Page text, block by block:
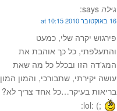
גילה says:
16 באוקטובר 2010 at 10:15
פירגוש יקרה שלי, כמעט
והתעלפתי, כל כך אוהבת את
המג'דה הזו ובכלל כל מה שאת
עושה יקירתי, שתבורכי, והמון המון
בריאות בעיקר…כל אחד צריך לא?
;) :lol: